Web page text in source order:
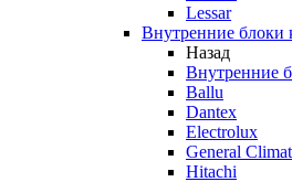
Lessar
Внутренние блоки
Назад
Внутренние
Ballu
Dantex
Electrolux
General
Hitachi